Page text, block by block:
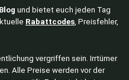
und bietet euch jeden Tag
Rabattcodes , Preisfehler,
vergriffen sein. Irrtümer
Alle Preise werden vor der